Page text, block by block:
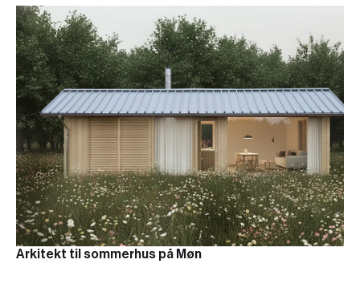
Arkitekt til sommerhus på Møn